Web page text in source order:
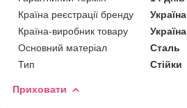
Країна реєстрації бренду
Україна
Країна-виробник товару
Україна
Основний матеріал
Сталь
Тип
Стійки
Приховати